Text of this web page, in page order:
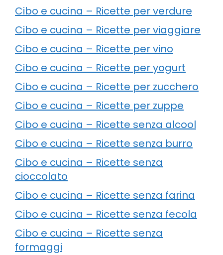
Cibo e cucina – Ricette per verdure
Cibo e cucina – Ricette per viaggiare
Cibo e cucina – Ricette per vino
Cibo e cucina – Ricette per yogurt
Cibo e cucina – Ricette per zucchero
Cibo e cucina – Ricette per zuppe
Cibo e cucina – Ricette senza alcool
Cibo e cucina – Ricette senza burro
Cibo e cucina – Ricette senza
cioccolato
Cibo e cucina – Ricette senza farina
Cibo e cucina – Ricette senza fecola
Cibo e cucina – Ricette senza
formaggi